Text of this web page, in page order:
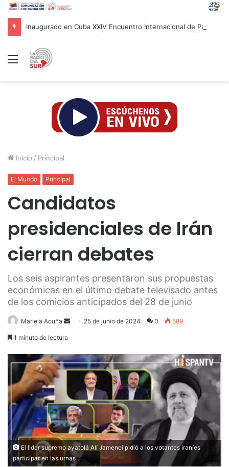
Menú
Inicio / Principal
El Mundo Principal
Candidatos
presidenciales de Irán
cierran debates
Los seis aspirantes presentaron sus propuestas
económicas en el último debate televisado antes
de los comicios anticipados del 28 de junio
Mariela Acuña
Send 25 de junio de 2024 0 589
1 minuto de lectura
El lider supremo ayatolá Alí Jamenei pidió a los votantes iraníes
participar en las urnas